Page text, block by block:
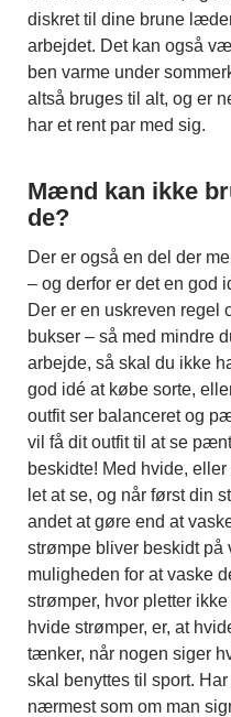
diskret til dine brune
arbejdet. Det kan også
ben varme under
altså bruges til alt, og er
har et rent par med sig.
Mænd kan ikke
de?
Der er også en del der
– og derfor er det en god
Der er en uskreven regel
bukser – så med mindre
arbejde, så skal du ikke
god idé at købe sorte,
outfit ser balanceret og
vil få dit outfit til at se
beskidte! Med hvide,
let at se, og når først din
andet at gøre end at
strømpe bliver beskidt på
muligheden for at vaske
strømper, hvor pletter
hvide strømper, er, at
tænker, når nogen siger
skal benyttes til sport.
nærmest som om man